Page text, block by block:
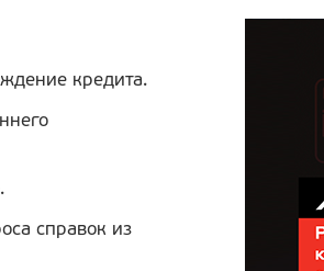
кредита.
справок из